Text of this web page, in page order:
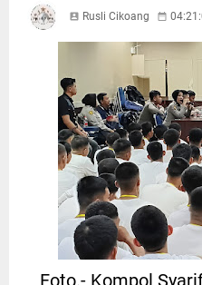
Rusli Cikoang
Foto.- Kompol